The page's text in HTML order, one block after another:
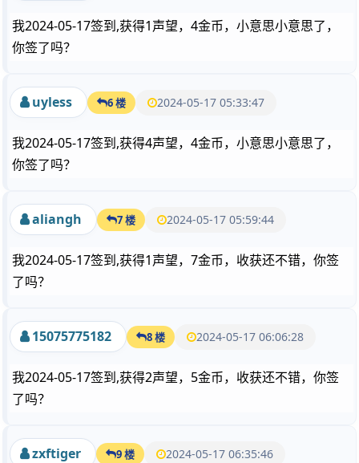
我2024-05-17签到,获得1声望，4金币，小意思小意思了，
你签了吗？
uyless 6 楼 2024-05-17 05:33:47
我2024-05-17签到,获得4声望，4金币，小意思小意思了，
你签了吗？
aliangh 7 楼 2024-05-17 05:59:44
我2024-05-17签到,获得1声望，7金币，收获还不错，你签
了吗？
15075775182 8 楼 2024-05-17 06:06:28
我2024-05-17签到,获得2声望，5金币，收获还不错，你签
了吗？
zxftiger 9 楼 2024-05-17 06:35:46